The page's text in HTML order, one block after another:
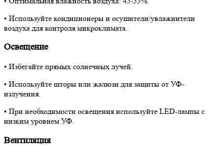
• Используйте кондиционеры и осушители/увлажнители
воздуха для контроля микроклимата.
Освещение
• Избегайте прямых солнечных лучей.
• Используйте шторы или жалюзи для защиты от УФ-
излучения.
• При необходимости освещения используйте LED-лампы с
низким уровнем УФ.
Вентиляция